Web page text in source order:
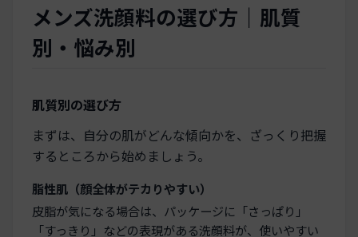
メンズ洗顔料の選び方｜肌質
別・悩み別
肌質別の選び方
まずは、自分の肌がどんな傾向かを、ざっくり把握
するところから始めましょう。
脂性肌（顔全体がテカりやすい）
皮脂が気になる場合は、パッケージに「さっぱり」
「すっきり」などの表現がある洗顔料が、使いやすい